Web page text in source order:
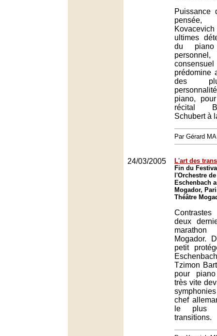
ultimes
du
consensuel
prédomine
des
piano,
récital
Schubert à
Par Gérard
24/03/2005
L'art des
Fin du
l'Orchestre
Eschenbach
Mogador,
Théâtre
deux
Mogador.
petit
Tzimon
pour piano
très vite
chef
le plus
transitions.